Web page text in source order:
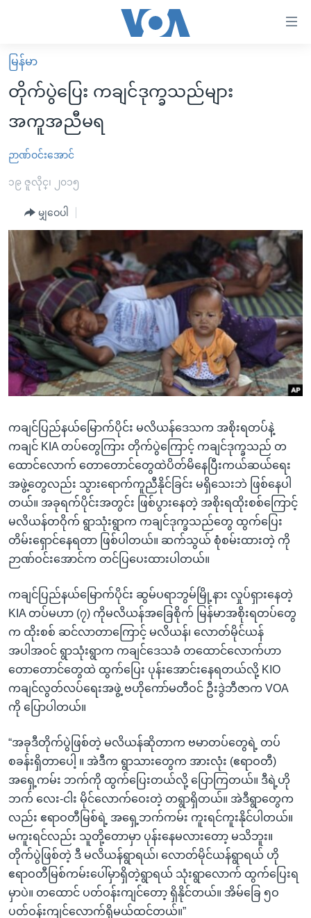
လွယ်ကူ
စေ
များ
ပင်မ
ကျော်
ကြည့်
ပင်မ
ညွန်း
စာမျက်နှာ
သို့
ကျော်
ရန်
ရှာဖွေ
ရန်
နေရာ
သို့
ကျော်
ရန်
မူလစာမျက်နှာ
မြန်မာ
ကမ္ဘာ့သတင်းများ
နိုင်ငံတကာ
အစ္စရေး-ပါလက်စတိုင်း
ဗွီဒီယို
အင်္ဂလိပ်စာလေ့လာမယ်
အမေရိကန်သုံးအီဒီယံ
မကြေးမုံရဲ့ အင်္ဂလိပ်စာ
ရုပ်ရှင်ထဲက အင်္ဂလိပ်စာ
သုတပဒေသာ အင်္ဂလိပ်စာ
အပတ်စဉ်ကဏ္ဍများ
ရေဒီယို
တီဗွီ
ရေဒီယိုနှင့်ရုပ်သံ အချက်အလက်များ
ရေဒီယို/တီဗွီအစီအစဉ်
Learning English
ဗွီအိုအေ လူမှုကွန်ယက်များ
ဘာသာစကားများ
မြန်မာ
တိုက်ပွဲပြေး ကချင်ဒုက္ခသည်များ
အကူအညီမရ
ဉာဏ်ဝင်းအောင်
၁၉ ဇူလိုင္၊ ၂၀၁၅
မျှဝေပါ
ကချင်ပြည်နယ်မြောက်ပိုင်း မလိယန်ဒေသက အစိုးရတပ်နဲ့
ကချင် KIA တပ်တွေကြား တိုက်ပွဲကြောင့် ကချင်ဒုက္ခသည် တ
ထောင်လောက် တောတောင်တွေထဲပိတ်မိနေပြီးကယ်ဆယ်ရေး
အဖွဲ့တွေလည်း သွားရောက်ကူညီနိုင်ခြင်း မရှိသေးဘဲ ဖြစ်နေပါ
တယ်။ အခုရက်ပိုင်းအတွင်း ဖြစ်ပွားနေတဲ့ အစိုးရထိုးစစ်ကြောင့်
မလိယန်တဝိုက် ရွာသုံးရွာက ကချင်ဒုက္ခသည်တွေ ထွက်ပြေး
တိမ်းရှောင်နေရတာ ဖြစ်ပါတယ်။ ဆက်သွယ် စုံစမ်းထားတဲ့ ကို
ဉာဏ်ဝင်းအောင်က တင်ပြပေးထားပါတယ်။
ကချင်ပြည်နယ်မြောက်ပိုင်း ဆွမ်ပရာဘွမ်မြို့နား လှုပ်ရှားနေတဲ့
KIA တပ်မဟာ (၇) ကိုမလိယန်အခြေစိုက် မြန်မာအစိုးရတပ်တွေ
က ထိုးစစ် ဆင်လာတာကြောင့် မလိယန်၊ လောတ်မိုင်ယန်
အပါအဝင် ရွာသုံးရွာက ကချင်ဒေသခံ တထောင်လောက်ဟာ
တောတောင်တွေထဲ ထွက်ပြေး ပုန်းအောင်းနေရတယ်လို့ KIO
ကချင်လွတ်လပ်ရေးအဖွဲ့ ဗဟိုကော်မတီဝင် ဦးဒွဲဘီဇာက VOA
ကို ပြောပါတယ်။
“အခုဒီတိုက်ပွဲဖြစ်တဲ့ မလိယန်ဆိုတာက ဗမာတပ်တွေရဲ့ တပ်
စခန်းရှိတာပေါ့ ။ အဲဒီက ရွာသားတွေက အားလုံး (ဧရာဝတီ)
အရှေ့ကမ်း ဘက်ကို ထွက်ပြေးတယ်လို့ ပြောကြတယ်။ ဒီရဲ့ဟို
ဘက် လေး-ငါး မိုင်လောက်ဝေးတဲ့ တရွာရှိတယ်။ အဲဒီရွာတွေက
လည်း ဧရာဝတီမြစ်ရဲ့ အရှေ့ဘက်ကမ်း ကူးရင်ကူးနိုင်ပါတယ်။
မကူးရင်လည်း သူတို့တောမှာ ပုန်းနေမလားတော့ မသိဘူး။
တိုက်ပွဲဖြစ်တဲ့ ဒီ မလိယန်ရွာရယ်၊ လောတ်မိုင်ယန်ရွာရယ် ဟို
ဧရာဝတီမြစ်ကမ်းပေါ်မှာရှိတဲ့ရွာရယ် သုံးရွာလောက် ထွက်ပြေးရ
မှာပဲ။ တထောင် ပတ်ဝန်းကျင်တော့ ရှိနိုင်တယ်။ အိမ်ခြေ ၅ဝ
ပတ်ဝန်းကျင်လောက်ရှိမယ်ထင်တယ်။”